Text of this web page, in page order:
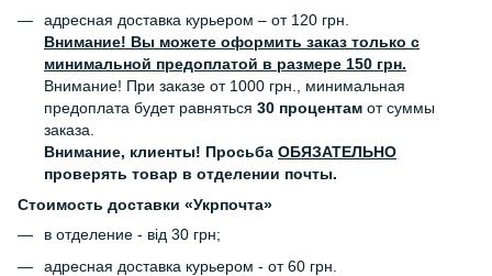
адресная доставка курьером – от 120 грн.
Внимание! Вы можете оформить заказ только с
минимальной предоплатой в размере 150 грн.
Внимание! При заказе от 1000 грн., минимальная
предоплата будет равняться 30 процентам от суммы
заказа.
Внимание, клиенты! Просьба ОБЯЗАТЕЛЬНО
проверять товар в отделении почты.
Стоимость доставки «Укрпочта»
в отделение - від 30 грн;
адресная доставка курьером - от 60 грн.